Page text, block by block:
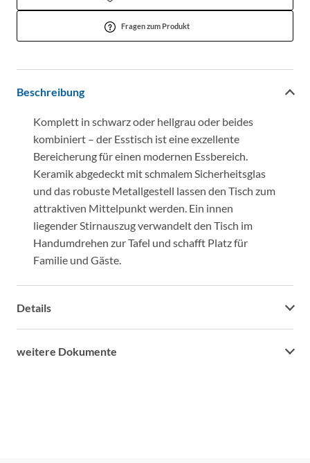
Fragen zum Produkt
Beschreibung
Komplett in schwarz oder hellgrau oder beides
kombiniert – der Esstisch ist eine exzellente
Bereicherung für einen modernen Essbereich.
Keramik abgedeckt mit schmalem Sicherheitsglas
und das robuste Metallgestell lassen den Tisch zum
attraktiven Mittelpunkt werden. Ein innen
liegender Stirnauszug verwandelt den Tisch im
Handumdrehen zur Tafel und schafft Platz für
Familie und Gäste.
Details
weitere Dokumente